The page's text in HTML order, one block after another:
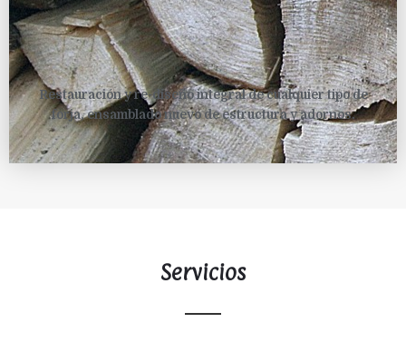
Restauración y re-diseño integral de cualquier tipo de
forja, ensamblado nuevo de estructura y adornos.
Servicios